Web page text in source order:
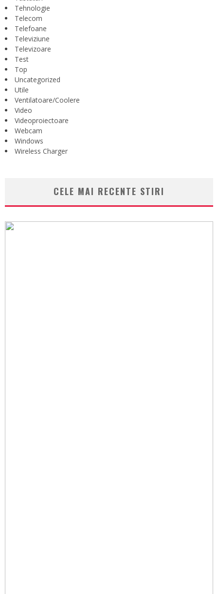
Tehnologie
Telecom
Telefoane
Televiziune
Televizoare
Test
Top
Uncategorized
Utile
Ventilatoare/Coolere
Video
Videoproiectoare
Webcam
Windows
Wireless Charger
CELE MAI RECENTE STIRI